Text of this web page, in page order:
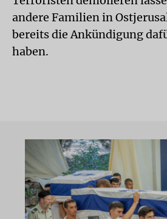
andere Familien in
bereits die Ankündigung
haben.